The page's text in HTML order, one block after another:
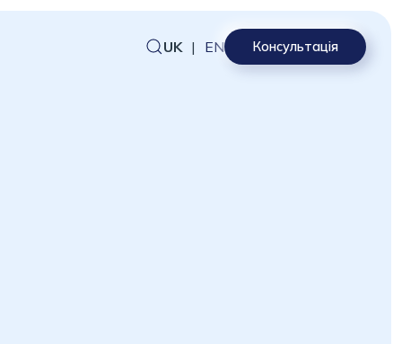
UK | EN Консультація